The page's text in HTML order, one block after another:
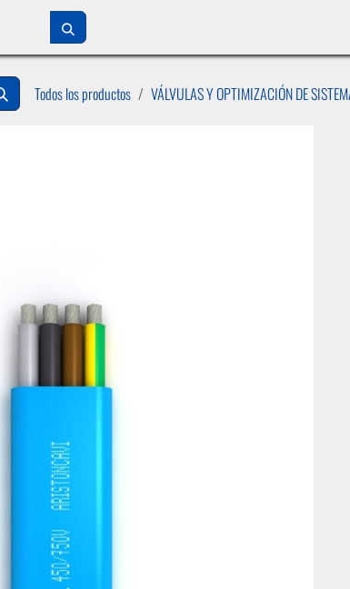
Todos los productos VÁLVULAS Y OPTIMIZACIÓN DE